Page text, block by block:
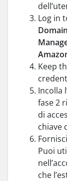
Log in
Keep
Incolla
fase 2
di
chiave
Puoi
che